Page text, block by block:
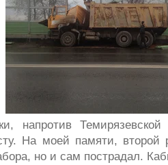
напротив
На моей памяти,
но и сам пострадал.